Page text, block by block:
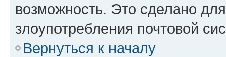
возможность. Это сделано
злоупотребления почтовой
Вернуться к началу